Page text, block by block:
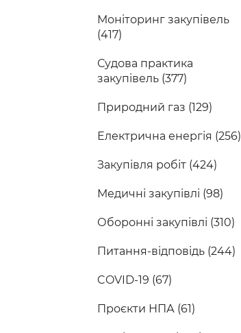
Моніторинг закупівель
(417)
Судова практика
закупівель (377)
Природний газ (129)
Електрична енергія (256)
Закупівля робіт (424)
Медичні закупівлі (98)
Оборонні закупівлі (310)
Питання-відповідь (244)
COVID-19 (67)
Проєкти НПА (61)